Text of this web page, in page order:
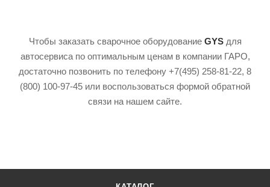
Чтобы заказать сварочное оборудование GYSдля
автосервиса по оптимальным ценам в компании ГАРО,
достаточно позвонить по телефону +7(495) 258-81-22, 8
(800) 100-97-45 или воспользоваться формой обратной
связи на нашем сайте.